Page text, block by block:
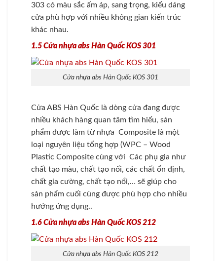
303 có màu sắc ấm áp, sang trọng, kiểu dáng
cửa phù hợp với nhiều không gian kiến trúc
khác nhau.
1.5 Cửa nhựa abs Hàn Quốc KOS 301
Cửa nhựa abs Hàn Quốc KOS 301
Cửa ABS Hàn Quốc là dòng cửa đang được
nhiều khách hàng quan tâm tìm hiểu, sản
phẩm được làm từ nhựa Composite là một
loại nguyên liệu tổng hợp (WPC – Wood
Plastic Composite cùng với Các phụ gia như
chất tạo màu, chất tạo nối, các chất ổn định,
chất gia cường, chất tạo nổi,… sẽ giúp cho
sản phẩm cuối cùng được phù hợp cho nhiều
hướng ứng dụng..
1.6 Cửa nhựa abs Hàn Quốc KOS 212
Cửa nhựa abs Hàn Quốc KOS 212